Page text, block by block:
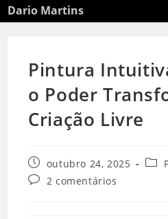
para
conteúdo
Dario Martins
Pintura
o Poder
Criação Livre
Post
publicado:
outubro 24, 2025
Comentários
2 comentários